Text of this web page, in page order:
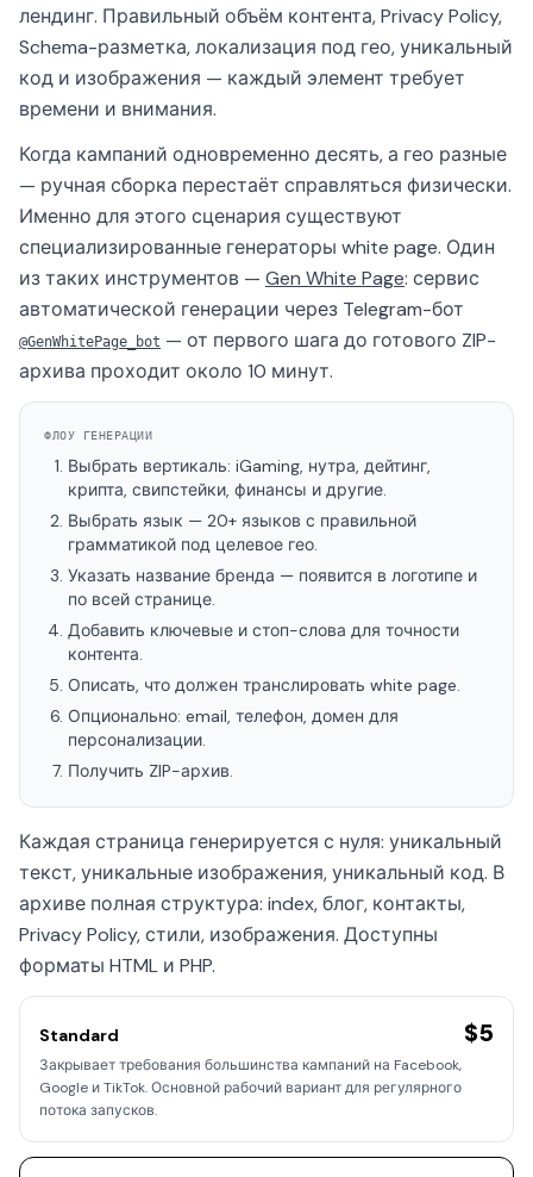
лендинг. Правильный объём контента, Privacy Policy,
Schema-разметка, локализация под гео, уникальный
код и изображения — каждый элемент требует
времени и внимания.
Когда кампаний одновременно десять, а гео разные
— ручная сборка перестаёт справляться физически.
Именно для этого сценария существуют
специализированные генераторы white page. Один
из таких инструментов — Gen White Page: сервис
автоматической генерации через Telegram-бот
@GenWhitePage_bot — от первого шага до готового ZIP-
архива проходит около 10 минут.
ФЛОУ ГЕНЕРАЦИИ
Выбрать вертикаль: iGaming, нутра, дейтинг,
крипта, свипстейки, финансы и другие.
Выбрать язык — 20+ языков с правильной
грамматикой под целевое гео.
Указать название бренда — появится в логотипе и
по всей странице.
Добавить ключевые и стоп-слова для точности
контента.
Описать, что должен транслировать white page.
Опционально: email, телефон, домен для
персонализации.
Получить ZIP-архив.
Каждая страница генерируется с нуля: уникальный
текст, уникальные изображения, уникальный код. В
архиве полная структура: index, блог, контакты,
Privacy Policy, стили, изображения. Доступны
форматы HTML и PHP.
Standard $5
Закрывает требования большинства кампаний на Facebook,
Google и TikTok. Основной рабочий вариант для регулярного
потока запусков.